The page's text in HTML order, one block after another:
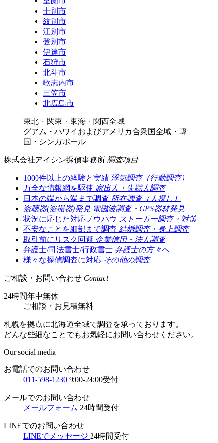
士別市
紋別市
江別市
登別市
伊達市
石狩市
北斗市
歌志内市
三笠市
北広島市
東北・関東・東海・関西全域
グアム・ハワイおよびアメリカ合衆国全域・韓
国・シンガポール
株式会社アイシン探偵事務所 調査項目
1000件以上の経験と実績 浮気調査（行動調査）
万全な情報網を駆使 家出人・失踪人調査
日本の端から端まで調査 所在調査（人探し）
盗聴器(盗撮器)発見 電磁波調査・GPS器材発見
状況に応じた対応ノウハウ ストーカー調査・対策
不安なことを細部まで調査 結婚調査・身上調査
取引前にリスク回避 企業信用・法人調査
弁護士/司法書士/行政書士 弁護士の方々へ
様々な探偵調査に対応 その他の調査
ご相談・お問い合わせ Contact
24時間年中無休
ご相談 ・ お見積無料
札幌を拠点に北海道全域で調査を承っております。
どんな些細なことでもお気軽にお問い合わせください。
Our social media
お電話でのお問い合わせ
011-598-1230 9:00-24:00受付
メールでのお問い合わせ
メールフォーム 24時間受付
LINEでのお問い合わせ
LINEでメッセージ 24時間受付